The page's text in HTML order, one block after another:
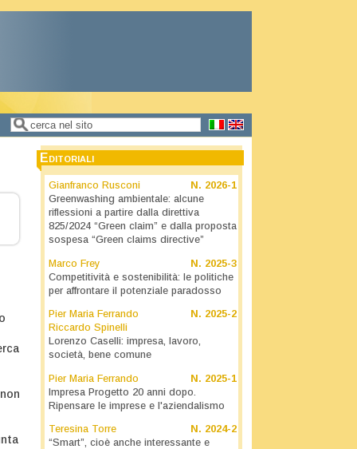
Form di ricerca
Cerca
Editoriali
N. 2026-1
Gianfranco Rusconi
Greenwashing ambientale: alcune
riflessioni a partire dalla direttiva
825/2024 “Green claim” e dalla proposta
sospesa “Green claims directive”
N. 2025-3
Marco Frey
Competitività e sostenibilità: le politiche
per affrontare il potenziale paradosso
N. 2025-2
Pier Maria Ferrando
Riccardo Spinelli
Lorenzo Caselli: impresa, lavoro,
società, bene comune
N. 2025-1
Pier Maria Ferrando
Impresa Progetto 20 anni dopo.
Ripensare le imprese e l'aziendalismo
N. 2024-2
Teresina Torre
“Smart”, cioè anche interessante e